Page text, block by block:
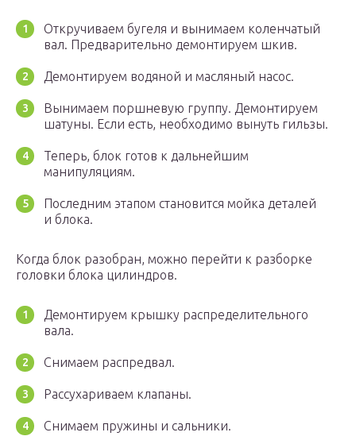
Откручиваем бугеля и вынимаем коленчатый
вал. Предварительно демонтируем шкив.
Демонтируем водяной и масляный насос.
Вынимаем поршневую группу. Демонтируем
шатуны. Если есть, необходимо вынуть гильзы.
Теперь, блок готов к дальнейшим
манипуляциям.
Последним этапом становится мойка деталей
и блока.
Когда блок разобран, можно перейти к разборке
головки блока цилиндров.
Демонтируем крышку распределительного
вала.
Снимаем распредвал.
Рассухариваем клапаны.
Снимаем пружины и сальники.